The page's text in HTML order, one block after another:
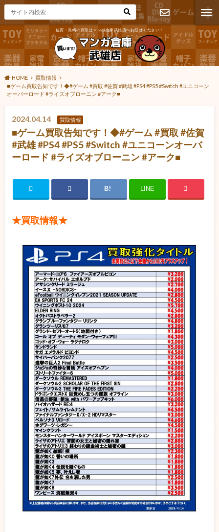
佐賀・長崎の買取はマンガ倉庫武雄店へお任せください！
お問い合わ
せ
HOME
買取情報
■ゲーム買取告知です！◆#ゲーム #買取 #佐賀 #武雄 #PS4 #PS5 #Switch #ユニコーン
オーバーロード #ライズオブローニン #アーク■
2024.04.14 買取情報
■ゲーム買取告知です！◆#ゲーム #買取 #佐賀
#武雄 #PS4 #PS5 #Switch #ユニコーンオーバ
ーロード #ライズオブローニン #アーク■
LINE
★買取情報★